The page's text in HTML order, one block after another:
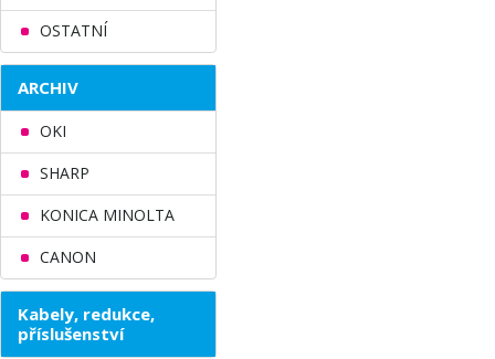
OSTATNÍ
ARCHIV
OKI
SHARP
KONICA MINOLTA
CANON
Kabely, redukce,
příslušenství